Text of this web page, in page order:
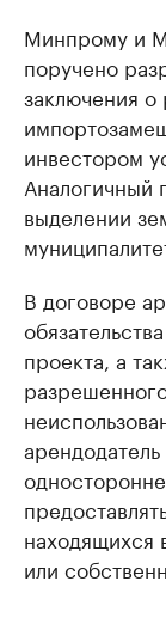
Минпрому и
поручено
заключения о
инвестором
Аналогичный
выделении
В договоре
проекта, а
находящихся
или